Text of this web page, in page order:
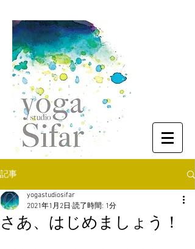
記事
さあ、はじめましょう！
yogastudiosifar
2021年1月2日 読了時間: 1分